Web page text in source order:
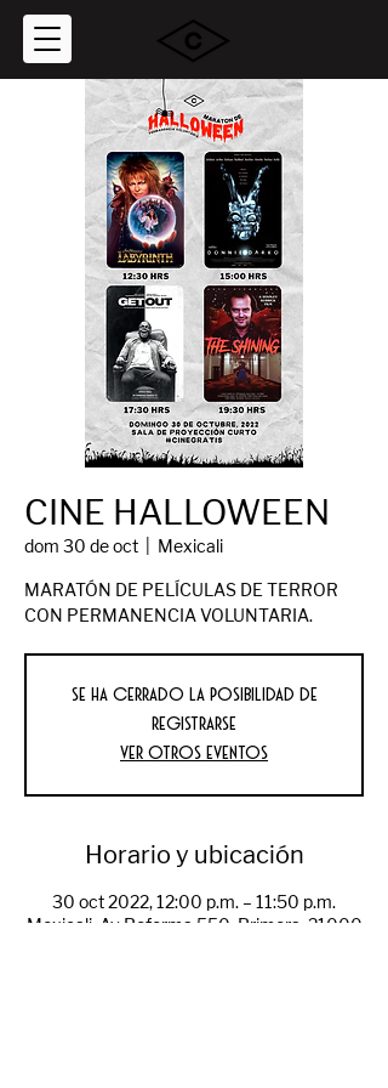
CINE HALLOWEEN
dom 30 de oct Mexicali
MARATÓN DE PELÍCULAS DE TERROR
CON PERMANENCIA VOLUNTARIA.
Se ha cerrado la posibilidad de
registrarse
Ver otros eventos
Horario y ubicación
30 oct 2022, 12:00 p.m. – 11:50 p.m.
Mexicali, Av Reforma 550, Primera, 21000